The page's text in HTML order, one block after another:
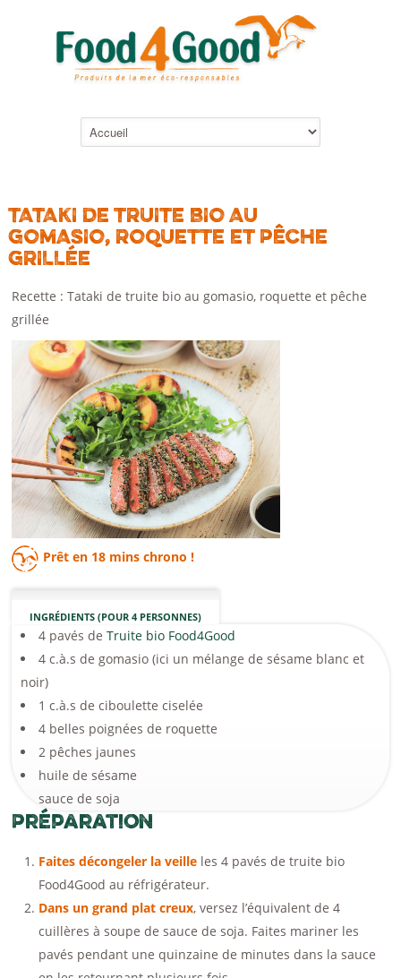
TATAKI DE TRUITE BIO AU
GOMASIO, ROQUETTE ET PÊCHE
GRILLÉE
Recette : Tataki de truite bio au gomasio, roquette et pêche
grillée
Prêt en 18 mins chrono !
INGRÉDIENTS (POUR 4 PERSONNES)
4 pavés deTruite bio Food4Good
4 c.à.s de gomasio (ici un mélange de sésame blanc et
noir)
1 c.à.s de ciboulette ciselée
4 belles poignées de roquette
2 pêches jaunes
huile de sésame
sauce de soja
Préparation
Faites décongeler la veille les 4 pavés de truite bio
Food4Good au réfrigérateur.
Dans un grand plat creux, versez l’équivalent de 4
cuillères à soupe de sauce de soja. Faites mariner les
pavés pendant une quinzaine de minutes dans la sauce